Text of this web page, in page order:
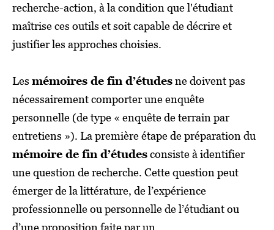
recherche-action, à la condition que l'étudiant
maîtrise ces outils et soit capable de décrire et
justifier les approches choisies.
Les mémoires de fin d’étudesne doivent pas
nécessairement comporter une enquête
personnelle (de type « enquête de terrain par
entretiens »). La première étape de préparation du
mémoire de fin d’étudesconsiste à identifier
une question de recherche. Cette question peut
émerger de la littérature, de l’expérience
professionnelle ou personnelle de l’étudiant ou
d’une proposition faite par un